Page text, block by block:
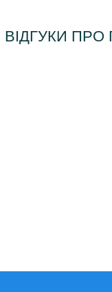
ВІДГУКИ ПРО